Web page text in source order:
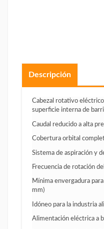
Descripción
Cabezal rotativo
superficie interna de
Caudal reducido a alta
Cobertura orbital
Sistema de aspiración y
Frecuencia de rotación
Mínima envergadura
mm)
Idóneo para la industria
Alimentación eléctrica a